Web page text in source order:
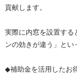
貢献します。
実際に内窓を設置する
ンの効きが違う」とい
◆補助金を活用したお